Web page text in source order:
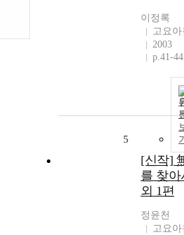
이정록
고요아
2003
p.41-44
5
[신작]
를 찾아
외 1편
정윤천
고요아